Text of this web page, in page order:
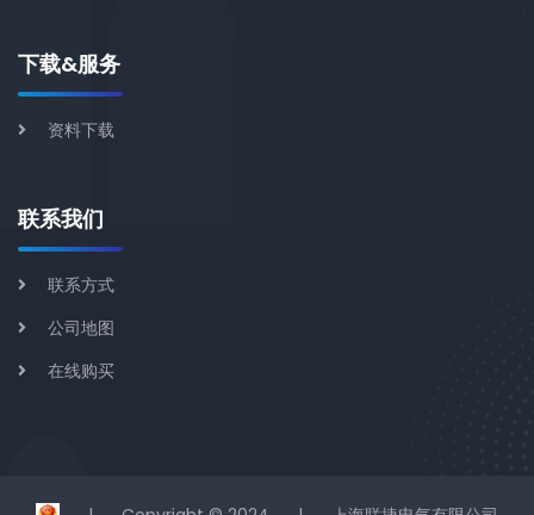
下载&服务
资料下载
联系我们
联系方式
公司地图
在线购买